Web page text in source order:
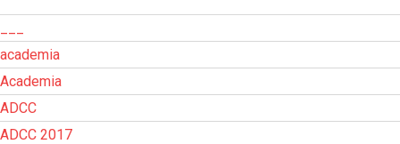
academia
Academia
ADCC
ADCC 2017